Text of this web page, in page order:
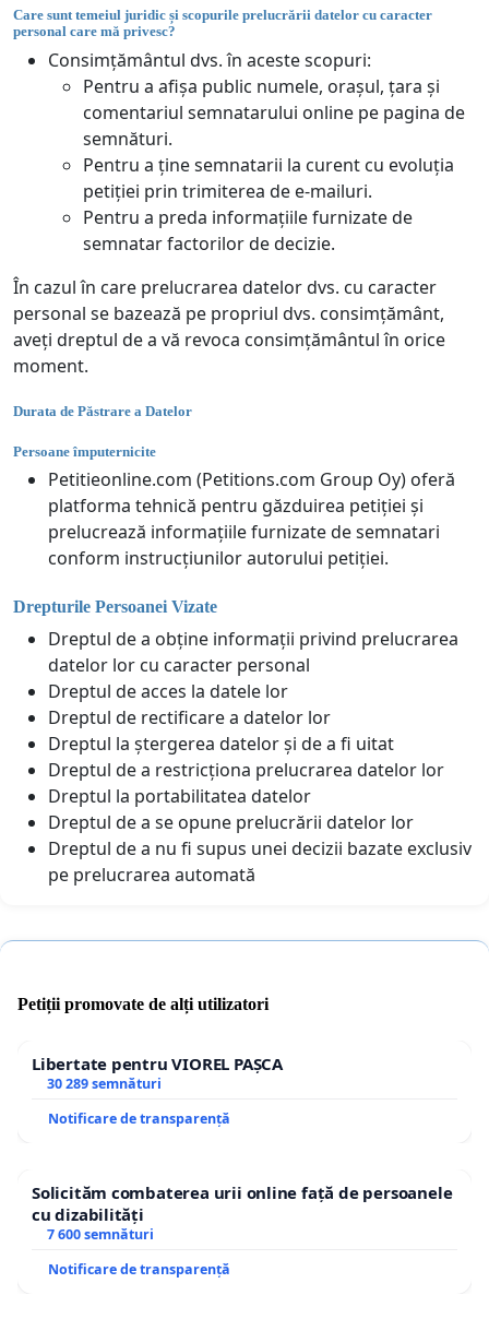
Care sunt temeiul juridic și scopurile prelucrării datelor cu caracter
personal care mă privesc?
Consimțământul dvs. în aceste scopuri:
Pentru a afișa public numele, orașul, țara și
comentariul semnatarului online pe pagina de
semnături.
Pentru a ține semnatarii la curent cu evoluția
petiției prin trimiterea de e-mailuri.
Pentru a preda informațiile furnizate de
semnatar factorilor de decizie.
În cazul în care prelucrarea datelor dvs. cu caracter
personal se bazează pe propriul dvs. consimțământ,
aveți dreptul de a vă revoca consimțământul în orice
moment.
Durata de Păstrare a Datelor
Persoane împuternicite
Petitieonline.com (Petitions.com Group Oy) oferă
platforma tehnică pentru găzduirea petiției și
prelucrează informațiile furnizate de semnatari
conform instrucțiunilor autorului petiției.
Drepturile Persoanei Vizate
Dreptul de a obține informații privind prelucrarea
datelor lor cu caracter personal
Dreptul de acces la datele lor
Dreptul de rectificare a datelor lor
Dreptul la ștergerea datelor și de a fi uitat
Dreptul de a restricționa prelucrarea datelor lor
Dreptul la portabilitatea datelor
Dreptul de a se opune prelucrării datelor lor
Dreptul de a nu fi supus unei decizii bazate exclusiv
pe prelucrarea automată
Petiții promovate de alți utilizatori
Libertate pentru VIOREL PAȘCA
30 289 semnături
Notificare de transparență
Solicităm combaterea urii online față de persoanele
cu dizabilități
7 600 semnături
Notificare de transparență